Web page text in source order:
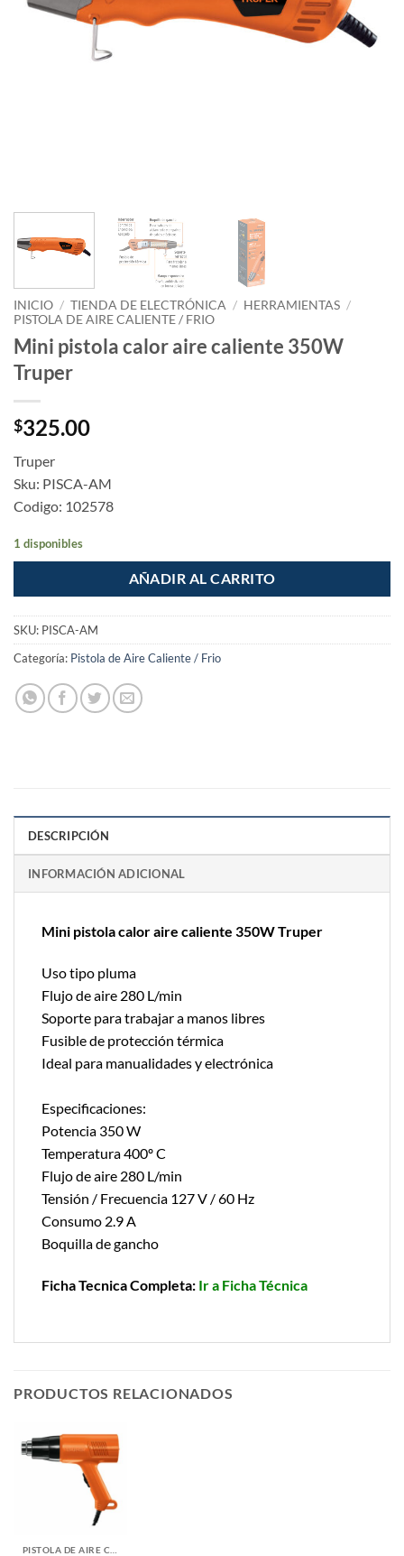
INICIO / TIENDA DE ELECTRÓNICA / HERRAMIENTAS /
PISTOLA DE AIRE CALIENTE / FRIO
Mini pistola calor aire caliente 350W
Truper
$325.00
Truper
Sku: PISCA-AM
Codigo: 102578
1 disponibles
AÑADIR AL CARRITO
SKU: PISCA-AM
Categoría: Pistola de Aire Caliente / Frio
DESCRIPCIÓN
INFORMACIÓN ADICIONAL
Mini pistola calor aire caliente 350W Truper
Uso tipo pluma
Flujo de aire 280 L/min
Soporte para trabajar a manos libres
Fusible de protección térmica
Ideal para manualidades y electrónica
Especificaciones:
Potencia 350 W
Temperatura 400º C
Flujo de aire 280 L/min
Tensión / Frecuencia 127 V / 60 Hz
Consumo 2.9 A
Boquilla de gancho
Ficha Tecnica Completa: Ir a Ficha Técnica
PRODUCTOS RELACIONADOS